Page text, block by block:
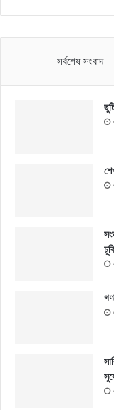
সর্বশেষ সংবাদ